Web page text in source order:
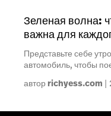
Зеленая волна:
важна для
Представьте себе
автомобиль, чтобы
автор richyess.com